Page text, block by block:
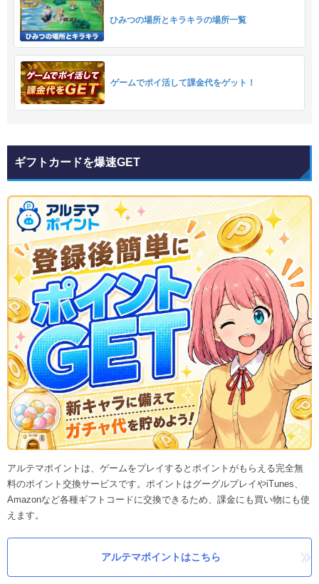
ひみつの場所とキラキラの場所一覧
ゲームでポイ活して課金代をゲット！
ギフトカードを爆速GET
アルテマポイントは、ゲームをプレイするとポイントがもらえる完全無
料のポイント交換サービスです。ポイントはグーグルプレイやiTunes、
Amazonなど各種ギフトコードに交換できるため、課金にも買い物にも使
えます。
アルテマポイントはこちら